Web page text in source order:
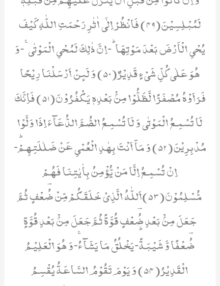
لَمُبْلِسِیْنَ(49) فَانْظُرْ اِلٰۤى اٰثٰرِ رَحْمَتِ اللّٰهِ كَیْفَ
یُحْیِ الْاَرْضَ بَعْدَ مَوْتِهَاؕ-اِنَّ ذٰلِكَ لَمُحْیِ الْمَوْتٰىۚ-وَ
هُوَ عَلٰى كُلِّ شَیْءٍ قَدِیْرٌ(50) وَ لَىٕنْ اَرْسَلْنَا رِیْحًا
فَرَاَوْهُ مُصْفَرًّا لَّظَلُّوْا مِنْۢ بَعْدِهٖ یَكْفُرُوْنَ(51) فَاِنَّكَ
لَا تُسْمِـعُ الْمَوْتٰى وَ لَا تُسْمِـعُ الصُّمَّ الدُّعَآءَ اِذَا وَلَّوْا
مُدْبِرِیْنَ(52) وَ مَاۤ اَنْتَ بِهٰدِ الْعُمْیِ عَنْ ضَلٰلَتِهِمْؕ-
اِنْ تُسْمِـعُ اِلَّا مَنْ یُّؤْمِنُ بِاٰیٰتِنَا فَهُمْ
مُّسْلِمُوْنَ(53)اَللّٰهُ الَّذِیْ خَلَقَكُمْ مِّنْ ضُؔعْفٍ ثُمَّ
جَعَلَ مِنْۢ بَعْدِ ضُؔعْفٍ قُوَّةً ثُمَّ جَعَلَ مِنْۢ بَعْدِ قُوَّةٍ
ضُؔعْفًا وَّ شَیْبَةًؕ-یَخْلُقُ مَا یَشَآءُۚ-وَ هُوَ الْعَلِیْمُ
الْقَدِیْرُ(54) وَ یَوْمَ تَقُوْمُ السَّاعَةُ یُقْسِمُ